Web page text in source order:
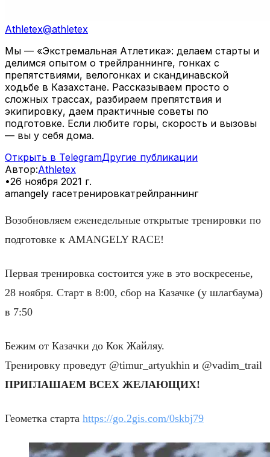
Athletex@athletex
Мы — «Экстремальная Атлетика»: делаем старты и
делимся опытом о трейлраннинге, гонках с
препятствиями, велогонках и скандинавской
ходьбе в Казахстане. Рассказываем просто о
сложных трассах, разбираем препятствия и
экипировку, даем практичные советы по
подготовке. Если любите горы, скорость и вызовы
— вы у себя дома.
Открыть в TelegramДругие публикации
Автор:Athletex
•26 ноября 2021 г.
amangely raceтренировкатрейлраннинг
Возобновляем еженедельные открытые тренировки по
подготовке к AMANGELY RACE!
Первая тренировка состоится уже в это воскресенье,
28 ноября. Старт в 8:00, сбор на Казачке (у шлагбаума)
в 7:50
Бежим от Казачки до Кок Жайляу.
Тренировку проведут @timur_artyukhin и @vadim_trail
ПРИГЛАШАЕМ ВСЕХ ЖЕЛАЮЩИХ!
Геометка старта https://go.2gis.com/0skbj79